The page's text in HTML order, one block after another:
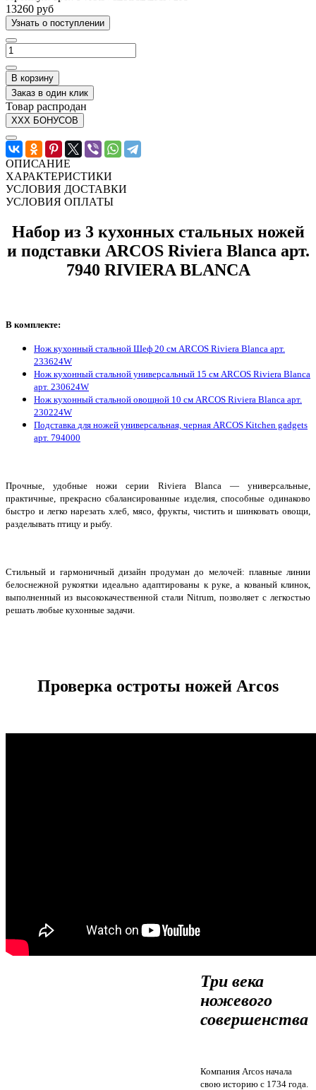
13260 руб
Узнать о поступлении
В корзину
Заказ в один клик
Товар распродан
XXX БОНУСОВ
ОПИСАНИЕ
ХАРАКТЕРИСТИКИ
УСЛОВИЯ ДОСТАВКИ
УСЛОВИЯ ОПЛАТЫ
Набор из 3 кухонных стальных ножей
и подставки ARCOS Riviera Blanca арт.
7940 RIVIERA BLANCA
В комплекте:
Нож кухонный стальной Шеф 20 см ARCOS Riviera Blanca арт.
233624W
Нож кухонный стальной универсальный 15 см ARCOS Riviera Blanca
арт. 230624W
Нож кухонный стальной овощной 10 см ARCOS Riviera Blanca арт.
230224W
Подставка для ножей универсальная, черная ARCOS Kitchen gadgets
арт. 794000
Прочные, удобные ножи серии Riviera Blanca — универсальные,
практичные, прекрасно сбалансированные изделия, способные одинаково
быстро и легко нарезать хлеб, мясо, фрукты, чистить и шинковать овощи,
разделывать птицу и рыбу.
Стильный и гармоничный дизайн продуман до мелочей: плавные линии
белоснежной рукоятки идеально адаптированы к руке, а кованый клинок,
выполненный из высококачественной стали Nitrum, позволяет с легкостью
решать любые кухонные задачи.
Проверка остроты ножей Arcos
Три века
ножевого
совершенства
Компания Arcos начала
свою историю с 1734 года.